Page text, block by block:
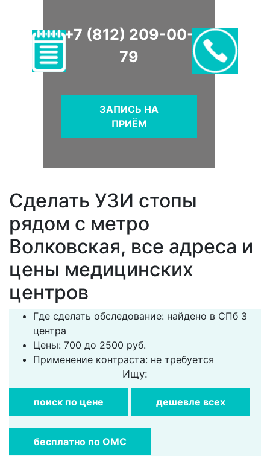
+7 (812) 209-00-
79
ЗАПИСЬ НА
ПРИЁМ
Сделать УЗИ стопы
рядом с метро
Волковская, все адреса и
цены медицинских
центров
Где сделать обследование: найдено в СПб 3
центра
Цены: 700 до 2500 руб.
Применение контраста: не требуется
Ищу:
поиск по цене дешевле всех
бесплатно по ОМС